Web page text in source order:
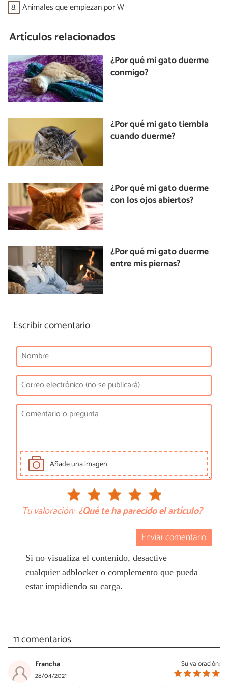
8. Animales que empiezan por W
Artículos relacionados
¿Por qué mi gato duerme
conmigo?
¿Por qué mi gato tiembla
cuando duerme?
¿Por qué mi gato duerme
con los ojos abiertos?
¿Por qué mi gato duerme
entre mis piernas?
Escribir comentario
Añade una imagen
Tu valoración: ¿Qué te ha parecido el artículo?
Enviar comentario
Si no visualiza el contenido, desactive
cualquier adblocker o complemento que pueda
estar impidiendo su carga.
11 comentarios
Su valoración:
Francha
28/04/2021